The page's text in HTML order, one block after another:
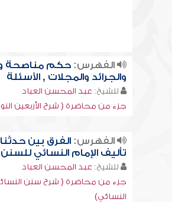
الفهرس:حكم مناصحة
والجرائد والمجلات , الأسئلة
للشيخ: عبد المحسن العباد
جزء من محاضرة ( شرح الأربعين
الفهرس:الفرق بين
تأليف الإمام النسائي
للشيخ: عبد المحسن العباد
جزء من محاضرة ( شرح سنن
النسائي)